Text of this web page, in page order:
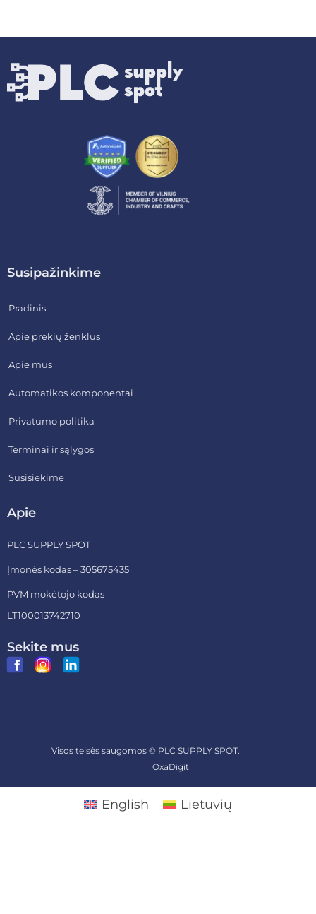
Susipažinkime
Pradinis
Apie prekių ženklus
Apie mus
Automatikos komponentai
Privatumo politika
Terminai ir sąlygos
Susisiekime
Apie
PLC SUPPLY SPOT
Įmonės kodas – 305675435
PVM mokėtojo kodas –
LT100013742710
Sekite mus
Visos teisės saugomos © PLC SUPPLY SPOT.
OxaDigit
English Lietuvių